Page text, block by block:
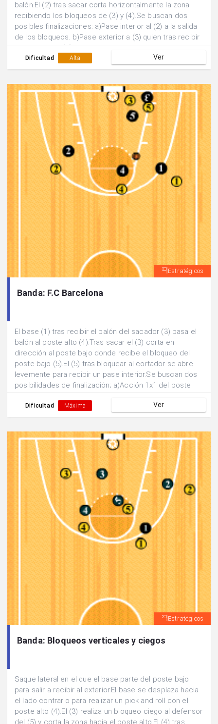
balón.El (2) tras sacar corta horizontalmente la zona
recibiendo los bloqueos de (3) y (4).Se buscan dos
posibles finalizaciones: a)Pase interior al (2) a la salida
de los bloqueos. b)Pase exterior a (3) quien tras recibir
lanzamiento.
Dificultad Alta Ver
Estratégicos
Banda: F.C Barcelona
El base (1) tras recibir el balón del sacador (3) pasa el
balón al poste alto (4).Tras sacar el (3) corta en
dirección al poste bajo donde recibe el bloqueo del
poste bajo (5).El (5) tras bloquear al cortador se abre
levemente para recibir un pase interior.Se buscan dos
posibilidades de finalización; a)Acción 1x1 del poste
base (1) escapando de la marca.
Dificultad Máxima Ver
Estratégicos
Banda: Bloqueos verticales y ciegos
Saque lateral en el que el base parte del poste bajo
para salir a recibir al exterior.El base se desplaza hacia
el lado contrario para realizar un pick and roll con el
poste alto (4).El (3) realiza un bloqueo ciego al defensor
del (5) y corta la zona hacia el poste alto.El (4) tras